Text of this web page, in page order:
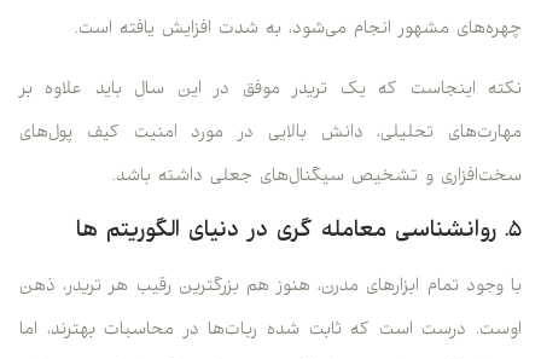
چهره‌های مشهور انجام می‌شود، به شدت افزایش یافته است.
نکته اینجاست که یک تریدر موفق در این سال باید علاوه بر
مهارت‌های تحلیلی، دانش بالایی در مورد امنیت کیف پول‌های
سخت‌افزاری و تشخیص سیگنال‌های جعلی داشته باشد.
۵. روانشناسی معامله‌ گری در دنیای الگوریتم ها
با وجود تمام ابزارهای مدرن، هنوز هم بزرگترین رقیب هر تریدر، ذهن
اوست. درست است که ثابت شده ربات‌ها در محاسبات بهترند، اما